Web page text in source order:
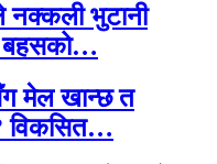
नक्कली भुटानी
बहसको…
मेल खान्छ त
विकसित…